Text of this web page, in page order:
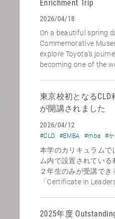
Enrichment Trip
2026/04/18
On a beautiful spring
Commemorative
explore Toyota’s
becoming one of the
東京校初となるCLD
が開講されました
2026/04/12
#CLD #EMBA #mba #
本学のカリキュラムで
ム内で設置されてい
２年生のみが受講で
「Certificate in
2025年度